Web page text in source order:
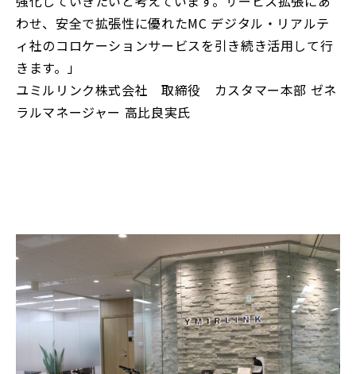
わせ、安全で拡張性に優れたMC デジタル・リアルテ
ィ社のコロケーションサービスを引き続き活用して行
きます。」
ユミルリンク株式会社 取締役 カスタマー本部 ゼネ
ラルマネージャー 高比良実氏